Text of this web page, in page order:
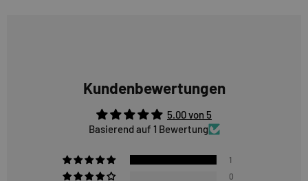
Kundenbewertungen
5.00 von 5
Basierend auf 1 Bewertung
1
0